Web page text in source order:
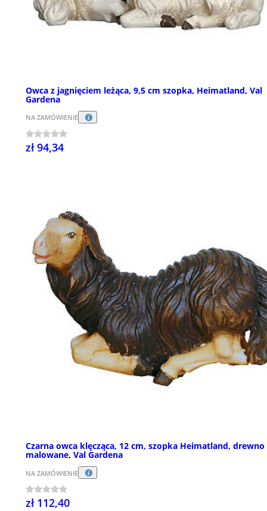
Owca z jagnięciem leżąca, 9,5 cm szopka, Heimatland, Val
Gardena
NA ZAMÓWIENIE
zł 94,34
Czarna owca klęcząca, 12 cm, szopka Heimatland, drewno
malowane, Val Gardena
NA ZAMÓWIENIE
zł 112,40